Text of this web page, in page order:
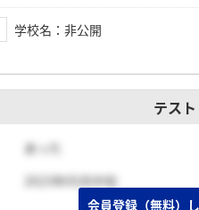
学校名 ： 非公開
テスト
あった
2023年05月中旬
会員登録（無料）